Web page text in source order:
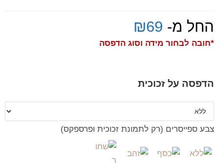
החל מ- ₪69
*חובה לבחור מידה וסוג הדפסה
הדפסה על זכוכית
צבע ספייסרים (רק לתמונת זכוכית ופרספקס)